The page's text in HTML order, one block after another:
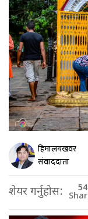
हिमालयखवर
संवाददाता
शेयर गर्नुहोस: 54